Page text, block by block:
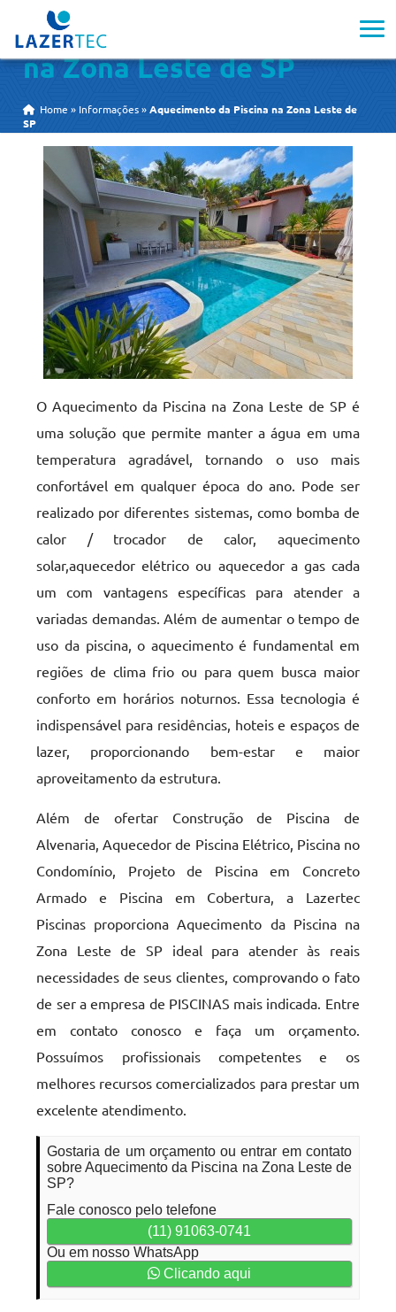
Aquecimento da Piscina
na Zona Leste de SP
Home » Informações »Aquecimento da Piscina na Zona Leste de
SP
O Aquecimento da Piscina na Zona Leste de SP é
uma solução que permite manter a água em uma
temperatura agradável, tornando o uso mais
confortável em qualquer época do ano. Pode ser
realizado por diferentes sistemas, como bomba de
calor / trocador de calor, aquecimento
solar,aquecedor elétrico ou aquecedor a gas cada
um com vantagens específicas para atender a
variadas demandas. Além de aumentar o tempo de
uso da piscina, o aquecimento é fundamental em
regiões de clima frio ou para quem busca maior
conforto em horários noturnos. Essa tecnologia é
indispensável para residências, hoteis e espaços de
lazer, proporcionando bem-estar e maior
aproveitamento da estrutura.
Além de ofertar Construção de Piscina de
Alvenaria, Aquecedor de Piscina Elétrico, Piscina no
Condomínio, Projeto de Piscina em Concreto
Armado e Piscina em Cobertura, a Lazertec
Piscinas proporciona Aquecimento da Piscina na
Zona Leste de SP ideal para atender às reais
necessidades de seus clientes, comprovando o fato
de ser a empresa de PISCINAS mais indicada. Entre
em contato conosco e faça um orçamento.
Possuímos profissionais competentes e os
melhores recursos comercializados para prestar um
excelente atendimento.
Gostaria de um orçamento ou entrar em contato
sobre Aquecimento da Piscina na Zona Leste de
SP?
Fale conosco pelo telefone
(11) 91063-0741
Ou em nosso WhatsApp
Clicando aqui